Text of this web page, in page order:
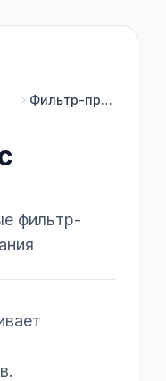
Фильтр-пресс
фильтр-